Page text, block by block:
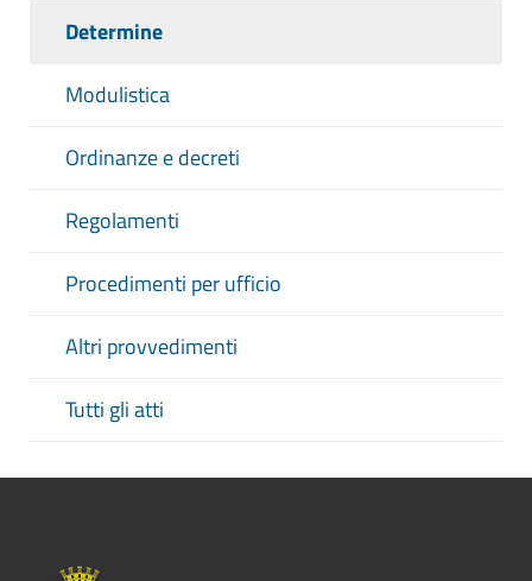
Determine
Modulistica
Ordinanze e decreti
Regolamenti
Procedimenti per ufficio
Altri provvedimenti
Tutti gli atti